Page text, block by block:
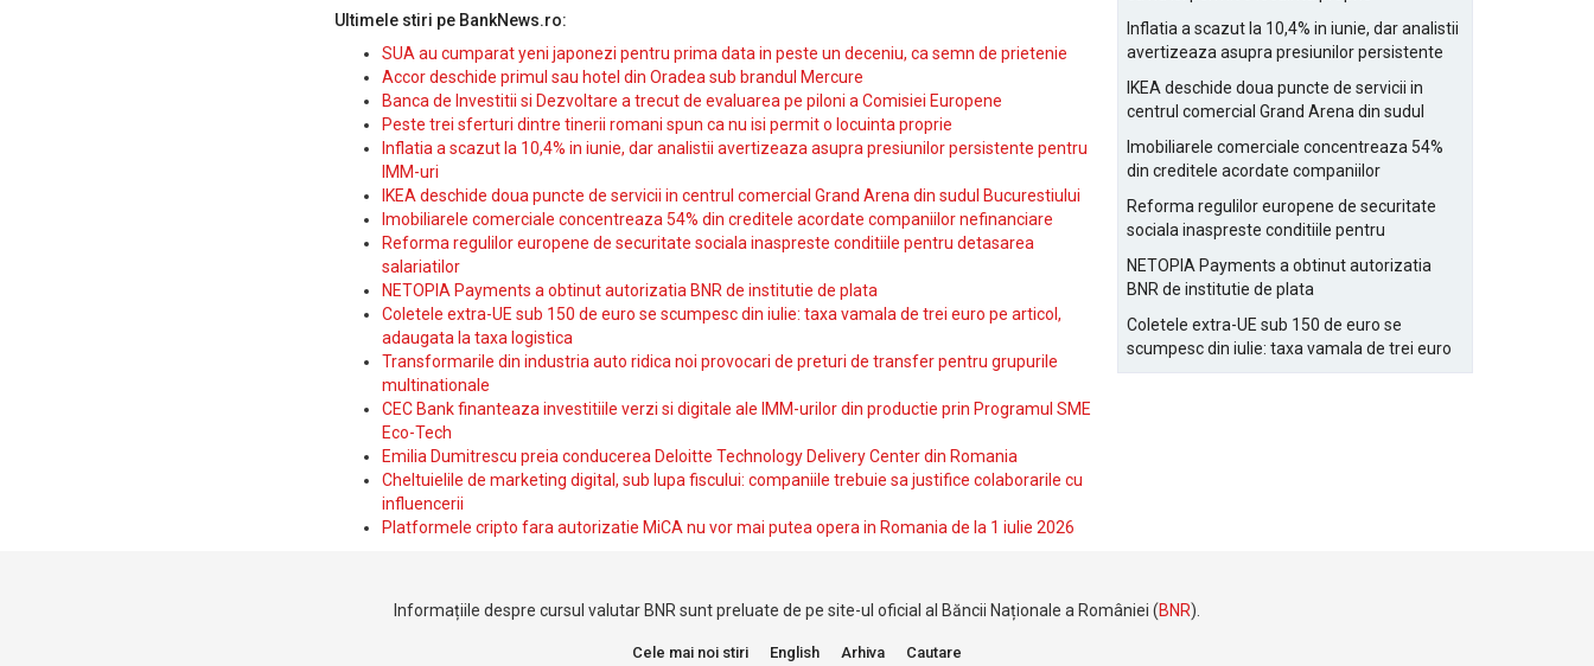
Ultimele stiri pe BankNews.ro:
SUA au cumparat yeni japonezi pentru prima data in peste un deceniu, ca semn de prietenie
Accor deschide primul sau hotel din Oradea sub brandul Mercure
Banca de Investitii si Dezvoltare a trecut de evaluarea pe piloni a Comisiei Europene
Peste trei sferturi dintre tinerii romani spun ca nu isi permit o locuinta proprie
Inflatia a scazut la 10,4% in iunie, dar analistii avertizeaza asupra presiunilor persistente pentru
IMM-uri
IKEA deschide doua puncte de servicii in centrul comercial Grand Arena din sudul Bucurestiului
Imobiliarele comerciale concentreaza 54% din creditele acordate companiilor nefinanciare
Reforma regulilor europene de securitate sociala inaspreste conditiile pentru detasarea
salariatilor
NETOPIA Payments a obtinut autorizatia BNR de institutie de plata
Coletele extra-UE sub 150 de euro se scumpesc din iulie: taxa vamala de trei euro pe articol,
adaugata la taxa logistica
Transformarile din industria auto ridica noi provocari de preturi de transfer pentru grupurile
multinationale
CEC Bank finanteaza investitiile verzi si digitale ale IMM-urilor din productie prin Programul SME
Eco-Tech
Emilia Dumitrescu preia conducerea Deloitte Technology Delivery Center din Romania
Cheltuielile de marketing digital, sub lupa fiscului: companiile trebuie sa justifice colaborarile cu
influencerii
Platformele cripto fara autorizatie MiCA nu vor mai putea opera in Romania de la 1 iulie 2026
Inflatia a scazut la 10,4% in iunie, dar analistii
avertizeaza asupra presiunilor persistente
IKEA deschide doua puncte de servicii in
centrul comercial Grand Arena din sudul
Imobiliarele comerciale concentreaza 54%
din creditele acordate companiilor
Reforma regulilor europene de securitate
sociala inaspreste conditiile pentru
NETOPIA Payments a obtinut autorizatia
BNR de institutie de plata
Coletele extra-UE sub 150 de euro se
scumpesc din iulie: taxa vamala de trei euro
pe articol, adaugata la taxa logistica
Informațiile despre cursul valutar BNR sunt preluate de pe site-ul oficial al Băncii Naționale a României (BNR).
Cele mai noi stiri English Arhiva Cautare